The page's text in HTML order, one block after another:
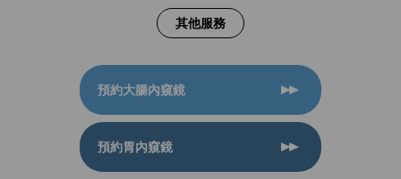
其他服務
預約大腸內窺鏡
預約胃內窺鏡